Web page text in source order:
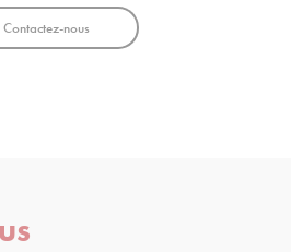
Contactez-nous